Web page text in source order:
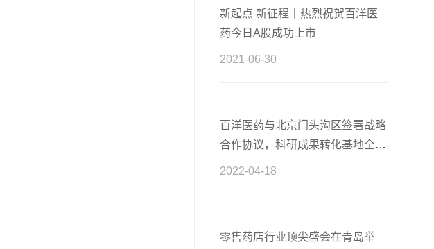
新起点 新征程丨热烈祝贺百洋医
药今日A股成功上市
2021-06-30
百洋医药与北京门头沟区签署战略
合作协议，科研成果转化基地全新
启航
2022-04-18
零售药店行业顶尖盛会在青岛举